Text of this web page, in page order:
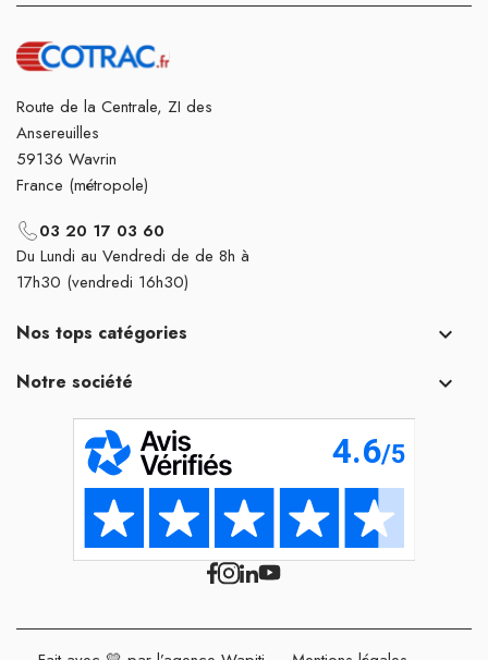
Route de la Centrale, ZI des
Ansereuilles
59136 Wavrin
France (métropole)
03 20 17 03 60
Du Lundi au Vendredi de de 8h à
17h30 (vendredi 16h30)
Nos tops catégories 
Notre société 